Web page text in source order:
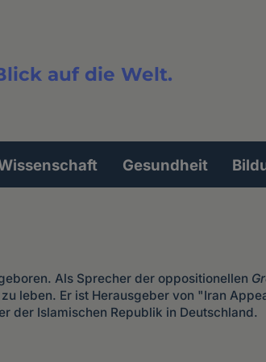
auf die Welt.
Gesundheit
Als Sprecher der oppositionellen
leben. Er ist Herausgeber von "Iran
der Islamischen Republik in Deutschland.